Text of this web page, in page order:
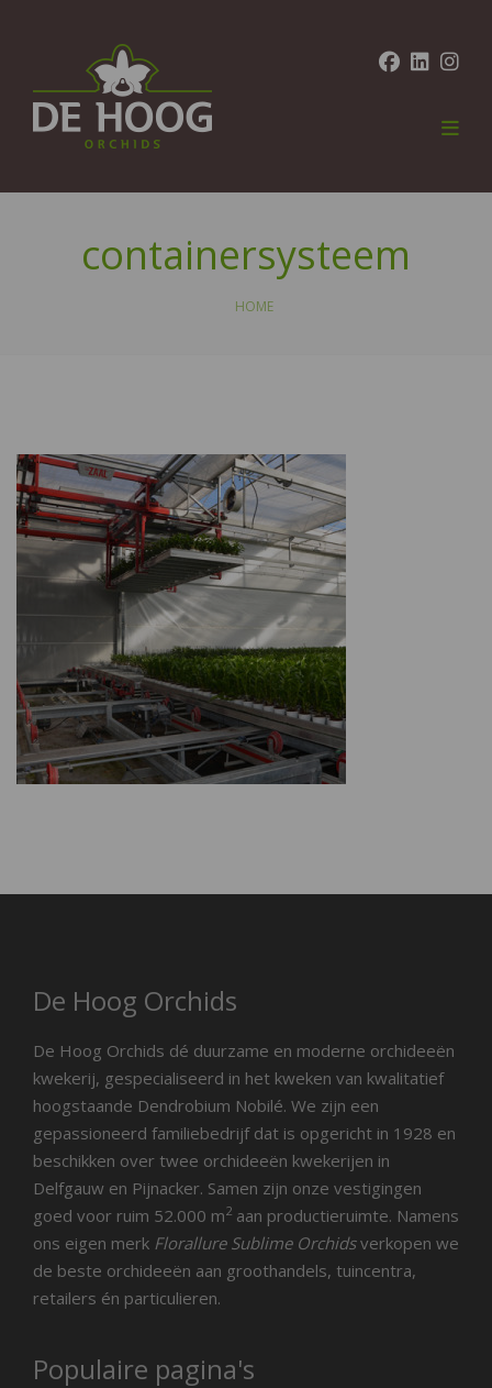
containersysteem
HOME
De Hoog Orchids
De Hoog Orchids dé duurzame en moderne orchideeën
kwekerij, gespecialiseerd in het kweken van kwalitatief
hoogstaande Dendrobium Nobilé. We zijn een
gepassioneerd familiebedrijf dat is opgericht in 1928 en
beschikken over twee orchideeën kwekerijen in
Delfgauw en Pijnacker. Samen zijn onze vestigingen
goed voor ruim 52.000 m2 aan productieruimte. Namens
ons eigen merk Florallure Sublime Orchidsverkopen we
de beste orchideeën aan groothandels, tuincentra,
retailers én particulieren.
Populaire pagina's